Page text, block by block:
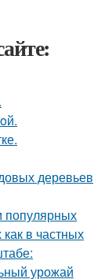
деревьев
популярных
в частных
урожай